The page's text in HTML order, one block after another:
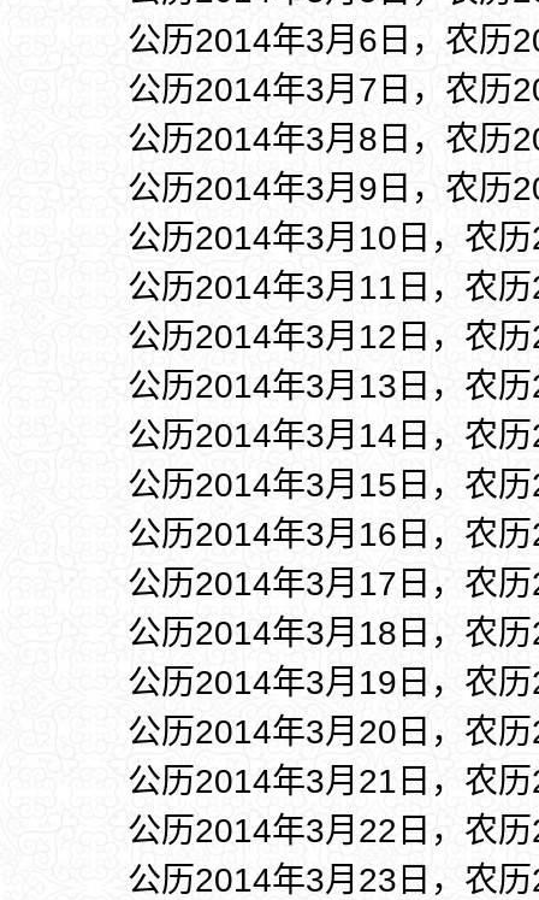
公历2014年3月6日，农历
公历2014年3月7日，农历
公历2014年3月8日，农历
公历2014年3月9日，农历
公历2014年3月10日，农
公历2014年3月11日，农
公历2014年3月12日，农
公历2014年3月13日，农
公历2014年3月14日，农
公历2014年3月15日，农
公历2014年3月16日，农
公历2014年3月17日，农
公历2014年3月18日，农
公历2014年3月19日，农
公历2014年3月20日，农
公历2014年3月21日，农
公历2014年3月22日，农
公历2014年3月23日，农